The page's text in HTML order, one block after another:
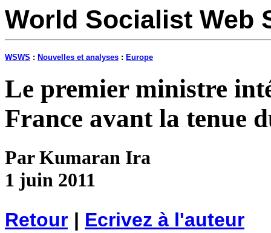
World Socialist Web
WSWS : Nouvelles et analyses : Europe
Le premier ministre
France avant la tenue
Par Kumaran Ira
1 juin 2011
Retour | Ecrivez à l'auteur